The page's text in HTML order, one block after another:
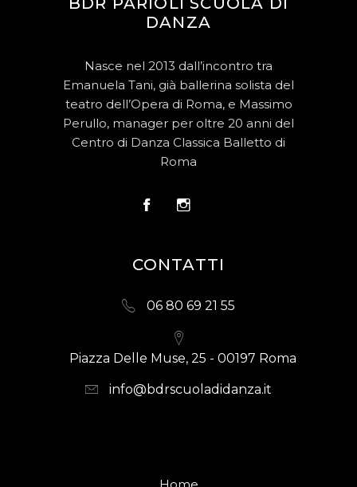
DANZA
Nasce nel 2013 dall’incontro tra
Emanuela Tani, già ballerina solista del
teatro dell’Opera di Roma, e Massimo
Perullo, manager per oltre 20 anni del
Centro di Danza Classica Balletto di
Roma
CONTATTI
06 80 69 21 55
Piazza Delle Muse, 25 - 00197 Roma
info@bdrscuoladidanza.it